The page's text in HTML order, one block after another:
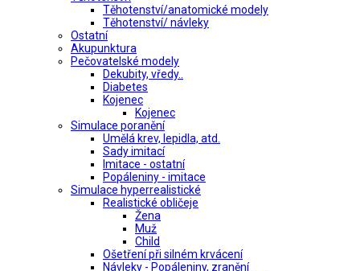
Těhotenství/anatomické modely
Těhotenství/ návleky
Ostatní
Akupunktura
Pečovatelské modely
Dekubity, vředy..
Diabetes
Kojenec
Kojenec
Simulace poranění
Umělá krev, lepidla, atd.
Sady imitací
Imitace - ostatní
Popáleniny - imitace
Simulace hyperrealistické
Realistické obličeje
Žena
Muž
Child
Ošetření při silném krvácení
Návleky - Popáleniny, zranění